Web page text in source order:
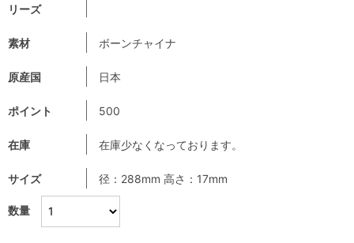
数量
リーズ
素材 ボーンチャイナ
原産国 日本
ポイント 500
在庫 在庫少なくなっております。
サイズ 径：288mm 高さ：17mm